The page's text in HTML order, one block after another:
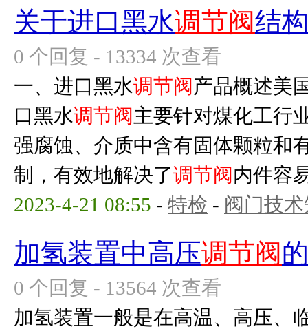
关于进口黑水调节阀结
0 个回复 - 13334 次查看
一、进口黑水调节阀产品概述美
口黑水调节阀主要针对煤化工行
强腐蚀、介质中含有固体颗粒和
制，有效地解决了调节阀内件容
2023-4-21 08:55 - 特检 - 阀门技
加氢装置中高压调节阀
0 个回复 - 13564 次查看
加氢装置一般是在高温、高压、